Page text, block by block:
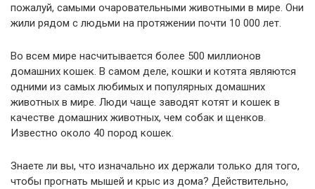
пожалуй, самыми очаровательными животными в мире. Они
жили рядом с людьми на протяжении почти 10 000 лет.
Во всем мире насчитывается более 500 миллионов
домашних кошек. В самом деле, кошки и котята являются
одними из самых любимых и популярных домашних
животных в мире. Люди чаще заводят котят и кошек в
качестве домашних животных, чем собак и щенков.
Известно около 40 пород кошек.
Знаете ли вы, что изначально их держали только для того,
чтобы прогнать мышей и крыс из дома? Действительно,